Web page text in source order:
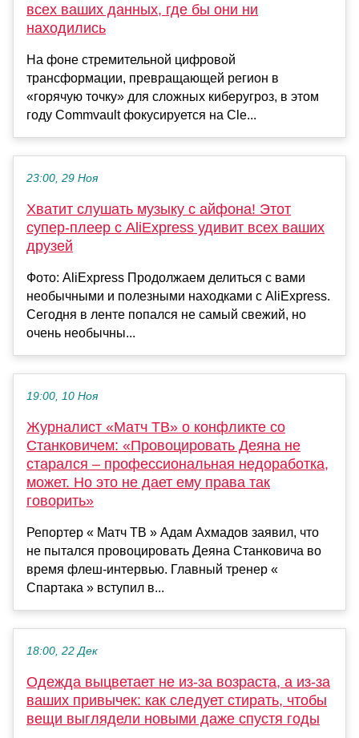
всех ваших данных, где бы они ни
находились
На фоне стремительной цифровой
трансформации, превращающей регион в
«горячую точку» для сложных киберугроз, в этом
году Commvault фокусируется на Cle...
23:00, 29 Ноя
Хватит слушать музыку с айфона! Этот
супер-плеер с AliExpress удивит всех ваших
друзей
Фото: AliExpress Продолжаем делиться с вами
необычными и полезными находками с AliExpress.
Сегодня в ленте попался не самый свежий, но
очень необычны...
19:00, 10 Ноя
Журналист «Матч ТВ» о конфликте со
Станковичем: «Провоцировать Деяна не
старался – профессиональная недоработка,
может. Но это не дает ему права так
говорить»
Репортер « Матч ТВ » Адам Ахмадов заявил, что
не пытался провоцировать Деяна Станковича во
время флеш-интервью. Главный тренер «
Спартака » вступил в...
18:00, 22 Дек
Одежда выцветает не из-за возраста, а из-за
ваших привычек: как следует стирать, чтобы
вещи выглядели новыми даже спустя годы